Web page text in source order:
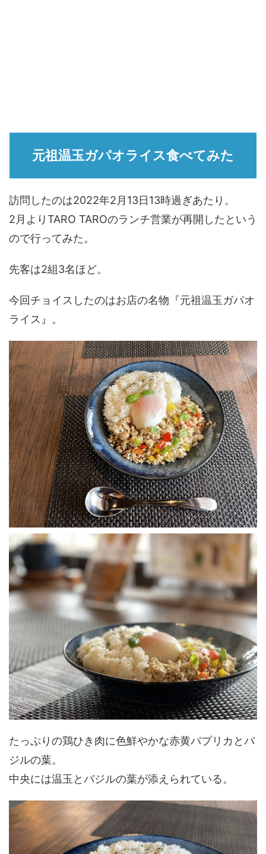
元祖温玉ガパオライス食べてみた
訪問したのは2022年2月13日13時過ぎあたり。
2月よりTARO TAROのランチ営業が再開したという
ので行ってみた。
先客は2組3名ほど。
今回チョイスしたのはお店の名物『元祖温玉ガパオ
ライス』。
たっぷりの鶏ひき肉に色鮮やかな赤黄パプリカとバ
ジルの葉。
中央には温玉とバジルの葉が添えられている。